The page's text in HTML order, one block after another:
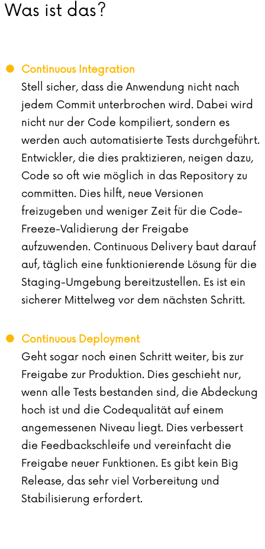
Was ist das?
Continuous Integration
Stell sicher, dass die Anwendung nicht nach
jedem Commit unterbrochen wird. Dabei wird
nicht nur der Code kompiliert, sondern es
werden auch automatisierte Tests durchgeführt.
Entwickler, die dies praktizieren, neigen dazu,
Code so oft wie möglich in das Repository zu
committen. Dies hilft, neue Versionen
freizugeben und weniger Zeit für die Code-
Freeze-Validierung der Freigabe
aufzuwenden. Continuous Delivery baut darauf
auf, täglich eine funktionierende Lösung für die
Staging-Umgebung bereitzustellen. Es ist ein
sicherer Mittelweg vor dem nächsten Schritt.
Continuous Deployment
Geht sogar noch einen Schritt weiter, bis zur
Freigabe zur Produktion. Dies geschieht nur,
wenn alle Tests bestanden sind, die Abdeckung
hoch ist und die Codequalität auf einem
angemessenen Niveau liegt. Dies verbessert
die Feedbackschleife und vereinfacht die
Freigabe neuer Funktionen. Es gibt kein Big
Release, das sehr viel Vorbereitung und
Stabilisierung erfordert.